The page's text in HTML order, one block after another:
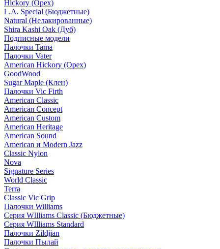
Hickory (Орех)
L.A. Special (Бюджетные)
Natural (Нелакированные)
Shira Kashi Oak (Дуб)
Подписные модели
Палочки Tama
Палочки Vater
American Hickory (Орех)
GoodWood
Sugar Maple (Клен)
Палочки Vic Firth
American Classic
American Concept
American Custom
American Heritage
American Sound
American и Modern Jazz
Classic Nylon
Nova
Signature Series
World Classic
Terra
Classic Vic Grip
Палочки Williams
Серия WIlliams Classic (Бюджетные)
Серия WIlliams Standard
Палочки Zildjian
Палочки Пылай